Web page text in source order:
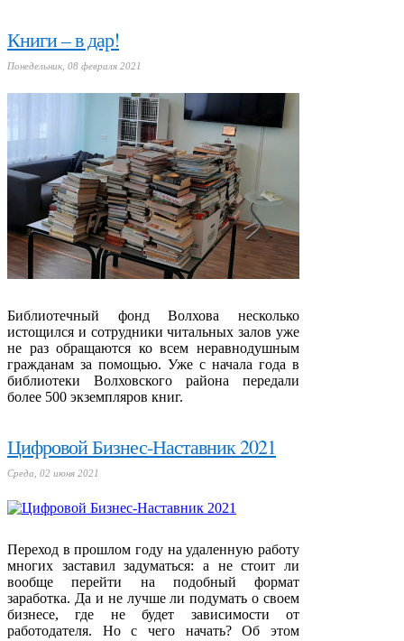
Книги – в дар!
Понедельник, 08 февраля 2021
Библиотечный фонд Волхова несколько
истощился и сотрудники читальных залов уже
не раз обращаются ко всем неравнодушным
гражданам за помощью. Уже с начала года в
библиотеки Волховского района передали
более 500 экземпляров книг.
Цифровой Бизнес-Наставник 2021
Среда, 02 июня 2021
Переход в прошлом году на удаленную работу
многих заставил задуматься: а не стоит ли
вообще перейти на подобный формат
заработка. Да и не лучше ли подумать о своем
бизнесе, где не будет зависимости от
работодателя. Но с чего начать? Об этом